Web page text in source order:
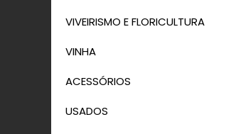
VIVEIRISMO E FLORICULTURA
VINHA
ACESSÓRIOS
USADOS